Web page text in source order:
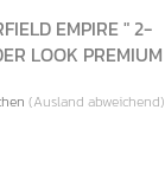
EMPIRE " 2-
LOOK PREMIUM
(Ausland abweichend)